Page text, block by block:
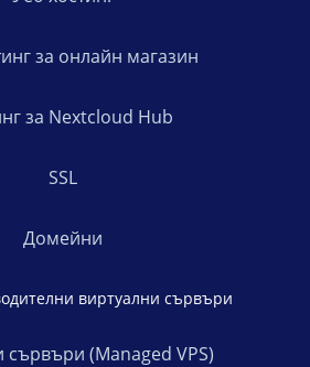
за онлайн магазин
за Nextcloud Hub
SSL
Домейни
виртуални сървъри
сървъри (Managed VPS)